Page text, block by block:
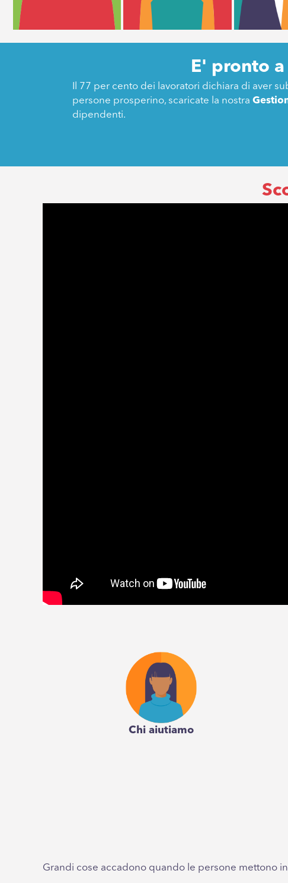
E' pronto
Il 77 per cento dei lavoratori dichiara di aver
persone prosperino, scaricate la nostra
dipendenti.
Chi aiutiamo
Grandi cose accadono quando le persone mettono